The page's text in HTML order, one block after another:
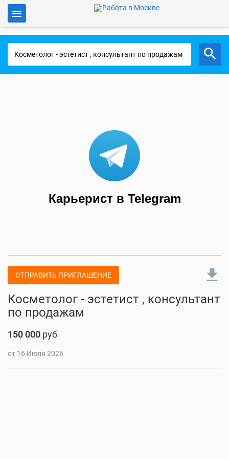
Работа в Москве
Карьерист в Telegram
ОТПРАВИТЬ ПРИГЛАШЕНИЕ file_download
Косметолог - эстетист , консультант
по продажам
150 000 руб
от 16 Июля 2026